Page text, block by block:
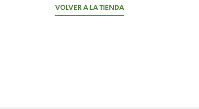
VOLVER A LA TIENDA